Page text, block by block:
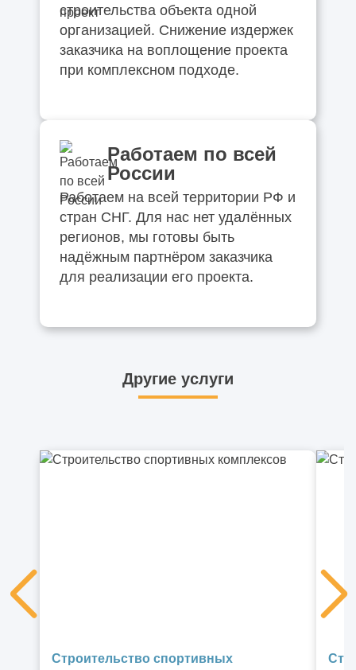
строительства объекта одной
организацией. Снижение издержек
заказчика на воплощение проекта
при комплексном подходе.
Работаем по всей
России
Работаем на всей территории РФ и
стран СНГ. Для нас нет удалённых
регионов, мы готовы быть
надёжным партнёром заказчика
для реализации его проекта.
Другие услуги
Строительство спортивных